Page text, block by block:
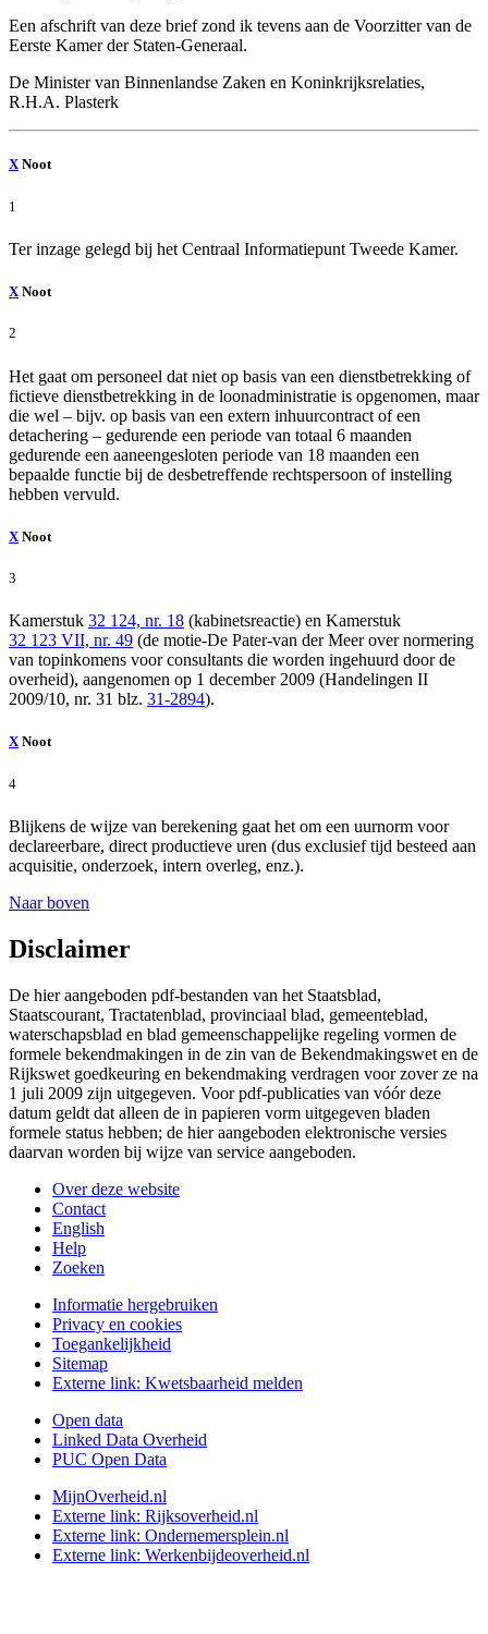
Een afschrift van deze brief zond ik tevens aan de Voorzitter van de
Eerste Kamer der Staten-Generaal.
De Minister van Binnenlandse Zaken en Koninkrijksrelaties,
R.H.A. Plasterk
XNoot
1
Ter inzage gelegd bij het Centraal Informatiepunt Tweede Kamer.
XNoot
2
Het gaat om personeel dat niet op basis van een dienstbetrekking of
fictieve dienstbetrekking in de loonadministratie is opgenomen, maar
die wel – bijv. op basis van een extern inhuurcontract of een
detachering – gedurende een periode van totaal 6 maanden
gedurende een aaneengesloten periode van 18 maanden een
bepaalde functie bij de desbetreffende rechtspersoon of instelling
hebben vervuld.
X Noot
3
Kamerstuk 32 124, nr. 18 (kabinetsreactie) en Kamerstuk
32 123 VII, nr. 49 (de motie-De Pater-van der Meer over normering
van topinkomens voor consultants die worden ingehuurd door de
overheid), aangenomen op 1 december 2009 (Handelingen II
2009/10, nr. 31 blz. 31-2894).
XNoot
4
Blijkens de wijze van berekening gaat het om een uurnorm voor
declareerbare, direct productieve uren (dus exclusief tijd besteed aan
acquisitie, onderzoek, intern overleg, enz.).
Naar boven
Disclaimer
De hier aangeboden pdf-bestanden van het Staatsblad,
Staatscourant, Tractatenblad, provinciaal blad, gemeenteblad,
waterschapsblad en blad gemeenschappelijke regeling vormen de
formele bekendmakingen in de zin van de Bekendmakingswet en de
Rijkswet goedkeuring en bekendmaking verdragen voor zover ze na
1 juli 2009 zijn uitgegeven. Voor pdf-publicaties van vóór deze
datum geldt dat alleen de in papieren vorm uitgegeven bladen
formele status hebben; de hier aangeboden elektronische versies
daarvan worden bij wijze van service aangeboden.
Over deze website
Contact
English
Help
Zoeken
Informatie hergebruiken
Privacy en cookies
Toegankelijkheid
Sitemap
Externe link: Kwetsbaarheid melden
Open data
Linked Data Overheid
PUC Open Data
MijnOverheid.nl
Externe link: Rijksoverheid.nl
Externe link: Ondernemersplein.nl
Externe link: Werkenbijdeoverheid.nl